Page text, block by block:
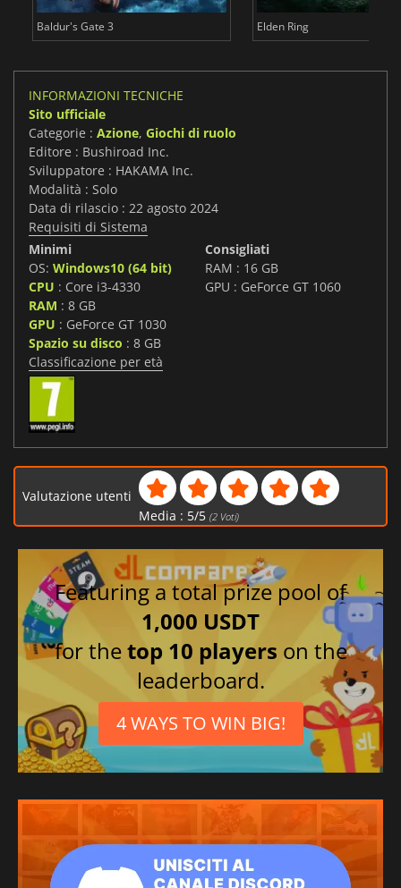
Baldur's Gate 3 Elden Ring
INFORMAZIONI TECNICHE
Sito ufficiale
Categorie : Azione, Giochi di ruolo
Editore : Bushiroad Inc.
Sviluppatore : HAKAMA Inc.
Modalità : Solo
Data di rilascio : 22 agosto 2024
Requisiti di Sistema
Minimi
OS: Windows10 (64 bit)
CPU : Core i3-4330
RAM : 8 GB
GPU : GeForce GT 1030
Spazio su disco : 8 GB
Consigliati
RAM : 16 GB
GPU : GeForce GT 1060
Classificazione per età
Valutazione utenti
Media : 5/5 (2Voti)
Featuring a total prize pool of
1,000 USDT
for thetop 10 players on the
leaderboard.
4 WAYS TO WIN BIG!